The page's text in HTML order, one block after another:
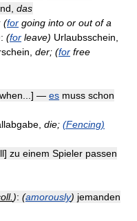
das
(for going into or out of a
: (for leave) Urlaubsschein,
der; (for free
— es muss schon
die; (Fencing)
zu einem Spieler passen
): (amorously) jemanden